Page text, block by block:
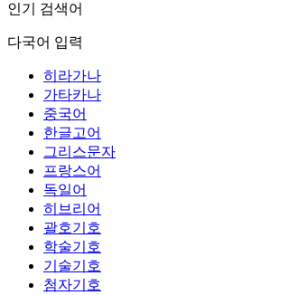
인기 검색어
다국어 입력
히라가나
가타카나
중국어
한글고어
그리스문자
프랑스어
독일어
히브리어
괄호기호
학술기호
기술기호
첨자기호